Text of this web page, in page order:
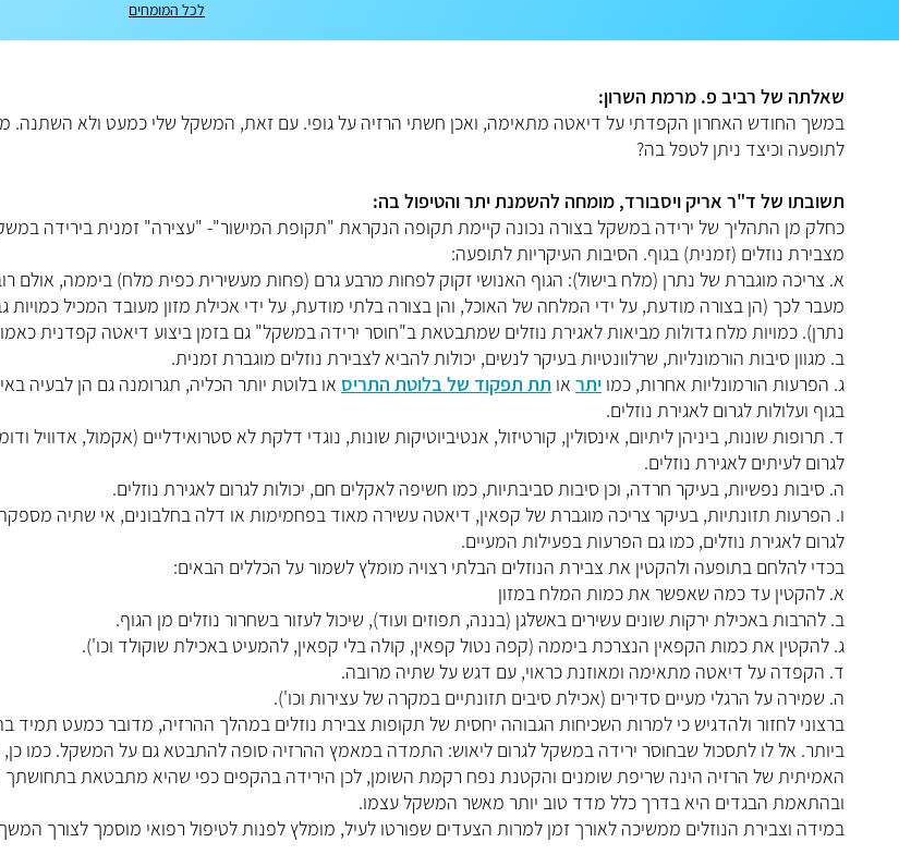
לכל המומחים
שאלתה של רביב פ. מרמת השרון:
במשך החודש האחרון הקפדתי על דיאטה מתאימה, ואכן חשתי הרזיה על גופי. עם זאת, המשקל שלי כמעט ולא השתנה.
לתופעה וכיצד ניתן לטפל בה?
תשובתו של ד"ר אריק ויסבורד, מומחה להשמנת יתר והטיפול בה:
כחלק מן התהליך של ירידה במשקל בצורה נכונה קיימת תקופה הנקראת "תקופת המישור"- "עצירה" זמנית בירידה
מצבירת נוזלים (זמנית) בגוף. הסיבות העיקריות לתופעה:
א. צריכה מוגברת של נתרן (מלח בישול): הגוף האנושי זקוק לפחות מרבע גרם (פחות מעשירית כפית מלח) ביממה, אולם
מעבר לכך (הן בצורה מודעת, על ידי המלחה של האוכל, והן בצורה בלתי מודעת, על ידי אכילת מזון מעובד המכיל כמויות
נתרן). כמויות מלח גדולות מביאות לאגירת נוזלים שמתבטאת ב"חוסר ירידה במשקל" גם בזמן ביצוע דיאטה קפדנית
ב. מגוון סיבות הורמונליות, שרלוונטיות בעיקר לנשים, יכולות להביא לצבירת נוזלים מוגברת זמנית.
ג. הפרעות הורמונליות אחרות, כמו יתר או תת תפקוד של בלוטת התריס או בלוטת יותר הכליה, תגרומנה גם הן לבעיה
בגוף ועלולות לגרום לאגירת נוזלים.
ד. תרופות שונות, ביניהן ליתיום, אינסולין, קורטיזול, אנטיביוטיקות שונות, נוגדי דלקת לא סטרואידליים (אקמול, אדוויל
לגרום לעיתים לאגירת נוזלים.
ה. סיבות נפשיות, בעיקר חרדה, וכן סיבות סביבתיות, כמו חשיפה לאקלים חם, יכולות לגרום לאגירת נוזלים.
ו. הפרעות תזונתיות, בעיקר צריכה מוגברת של קפאין, דיאטה עשירה מאוד בפחמימות או דלה בחלבונים, אי שתיה מספקת
לגרום לאגירת נוזלים, כמו גם הפרעות בפעילות המעיים.
בכדי להלחם בתופעה ולהקטין את צבירת הנוזלים הבלתי רצויה מומלץ לשמור על הכללים הבאים:
א. להקטין עד כמה שאפשר את כמות המלח במזון
ב. להרבות באכילת ירקות שונים עשירים באשלגן (בננה, תפוזים ועוד), שיכול לעזור בשחרור נוזלים מן הגוף.
ג. להקטין את כמות הקפאין הנצרכת ביממה (קפה נטול קפאין, קולה בלי קפאין, להמעיט באכילת שוקולד וכו').
ד. הקפדה על דיאטה מתאימה ומאוזנת כראוי, עם דגש על שתיה מרובה.
ה. שמירה על הרגלי מעיים סדירים (אכילת סיבים תזונתיים במקרה של עצירות וכו').
ברצוני לחזור ולהדגיש כי למרות השכיחות הגבוהה יחסית של תקופות צבירת נוזלים במהלך ההרזיה, מדובר כמעט תמיד
ביותר. אל לו לתסכול שבחוסר ירידה במשקל לגרום ליאוש: התמדה במאמץ ההרזיה סופה להתבטא גם על המשקל. כמו
האמיתית של הרזיה הינה שריפת שומנים והקטנת נפח רקמת השומן, לכן הירידה בהקפים כפי שהיא מתבטאת בתחושתך
ובהתאמת הבגדים היא בדרך כלל מדד טוב יותר מאשר המשקל עצמו.
במידה וצבירת הנוזלים ממשיכה לאורך זמן למרות הצעדים שפורטו לעיל, מומלץ לפנות לטיפול רפואי מוסמך לצורך המשך